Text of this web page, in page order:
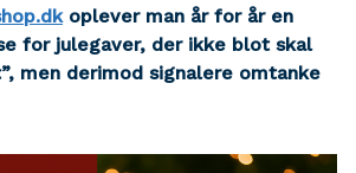
oplever man år for år en
for julegaver, der ikke blot skal
men derimod signalere omtanke